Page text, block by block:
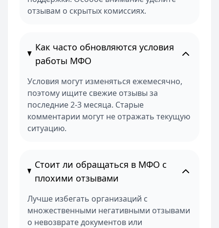
отзывам о скрытых комиссиях.
Как часто обновляются условия
работы МФО
Условия могут изменяться ежемесячно,
поэтому ищите свежие отзывы за
последние 2-3 месяца. Старые
комментарии могут не отражать текущую
ситуацию.
Стоит ли обращаться в МФО с
плохими отзывами
Лучше избегать организаций с
множественными негативными отзывами
о невозврате документов или